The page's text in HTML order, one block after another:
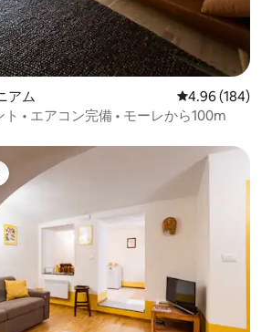
アム レビュー184
4.96 (184)
ト • エアコン完備 • モーレから100m
イスです。